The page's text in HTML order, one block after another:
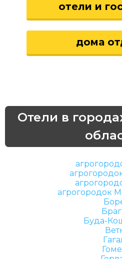
отели и
дома
Отели в
агрогородок
Буда-